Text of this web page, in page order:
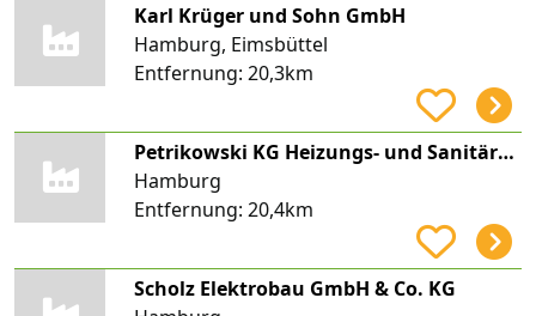
Karl Krüger und Sohn GmbH
Hamburg, Eimsbüttel
Entfernung: 20,3km
Petrikowski KG Heizungs- und Sanitärtechnik
Hamburg
Entfernung: 20,4km
Scholz Elektrobau GmbH & Co. KG